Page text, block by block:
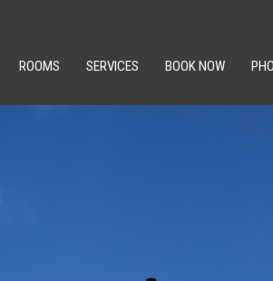
ROOMS SERVICES BOOK NOW